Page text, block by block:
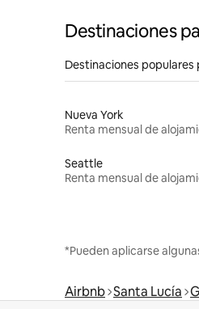
Destinaciones
Destinaciones populares
Nueva York
Seattle
*Pueden aplicarse
Airbnb Santa Lucía